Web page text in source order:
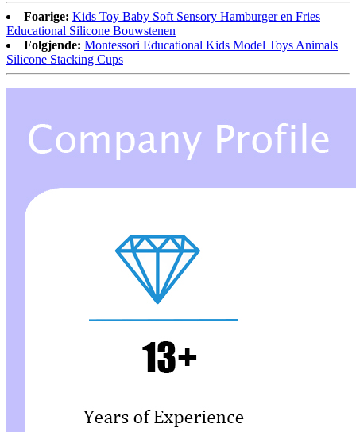
Foarige: Kids Toy Baby Soft Sensory Hamburger en Fries
Educational Silicone Bouwstenen
Folgjende: Montessori Educational Kids Model Toys Animals
Silicone Stacking Cups